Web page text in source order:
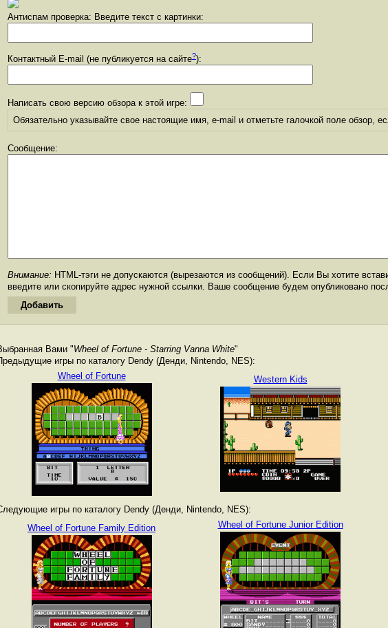
Антиспам проверка: Введите текст с картинки:
Контактный E-mail (не публикуется на сайте?):
Написать свою версию обзора к этой игре:
Обязательно указывайте свое настоящие имя, e-mail и отметьте галочкой поле обзор,
Сообщение:
Внимание: HTML-тэги не допускаются (вырезаются из сообщений). Если Вы хотите
введите или скопируйте адрес нужной ссылки. Ваше сообщение будем опубликовано
Вами "Wheel of Fortune - Starring Vanna White"
игры по каталогу Dendy (Денди, Nintendo, NES):
Wheel of Fortune
Western Kids
игры по каталогу Dendy (Денди, Nintendo, NES):
Wheel of Fortune Family Edition
Wheel of Fortune Junior Edition